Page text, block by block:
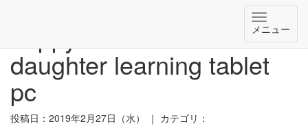
ビ
ゲ
メニュー
happy senior Mother and
daughter learning tablet
pc
投稿日：2019年2月27日（水） ｜ カテゴリ：